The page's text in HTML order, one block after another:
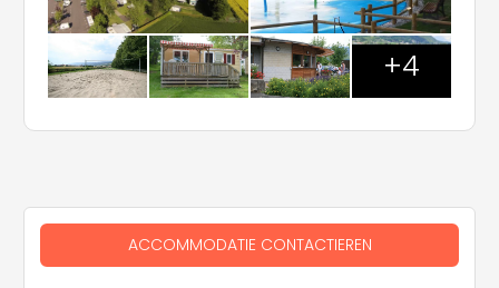
+4
ACCOMMODATIE CONTACTIEREN